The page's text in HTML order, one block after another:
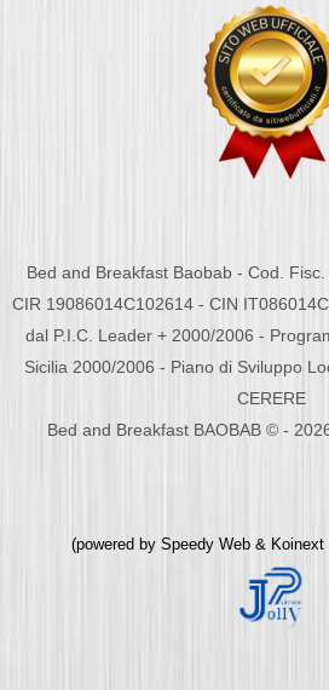
Bed and Breakfast Baobab - Cod.
CIR 19086014C102614 - CIN
dal P.I.C. Leader + 2000/2006 -
Sicilia 2000/2006 - Piano di Sviluppo
CERERE
Bed and Breakfast BAOBAB © -
(powered by Speedy Web &